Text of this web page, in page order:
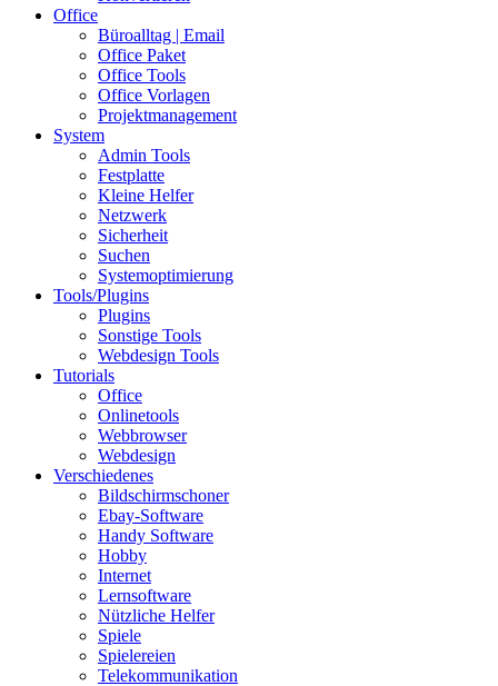
Office
Büroalltag | Email
Office Paket
Office Tools
Office Vorlagen
Projektmanagement
System
Admin Tools
Festplatte
Kleine Helfer
Netzwerk
Sicherheit
Suchen
Systemoptimierung
Tools/Plugins
Plugins
Sonstige Tools
Webdesign Tools
Tutorials
Office
Onlinetools
Webbrowser
Webdesign
Verschiedenes
Bildschirmschoner
Ebay-Software
Handy Software
Hobby
Internet
Lernsoftware
Nützliche Helfer
Spiele
Spielereien
Telekommunikation